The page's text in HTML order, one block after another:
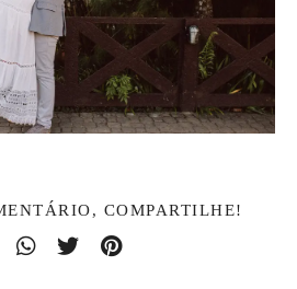
COMPARTILHE!